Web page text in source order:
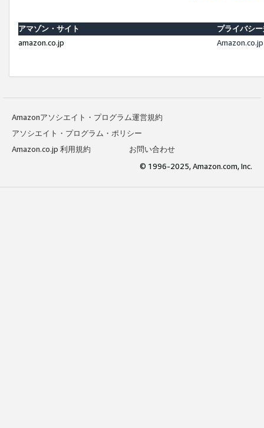
アマゾン・サイト
プライバシ
amazon.co.jp
Amazonアソシエイト・プログラム運営規約
アソシエイト・プログラム・ポリシー
Amazon.co.jp 利用規約
お問い合わせ
© 1996-2025, Amazon.com, Inc.